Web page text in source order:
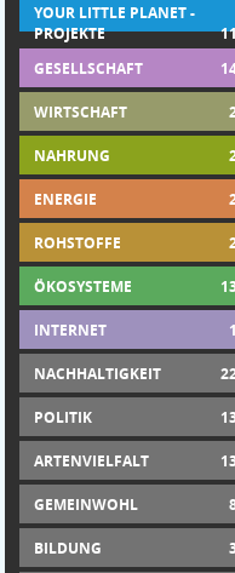
YOUR LITTLE PLANET -
PROJEKTE
GESELLSCHAFT
WIRTSCHAFT
NAHRUNG
ENERGIE
ROHSTOFFE
ÖKOSYSTEME
INTERNET 1
NACHHALTIGKEIT
POLITIK
ARTENVIELFALT
GEMEINWOHL
BILDUNG